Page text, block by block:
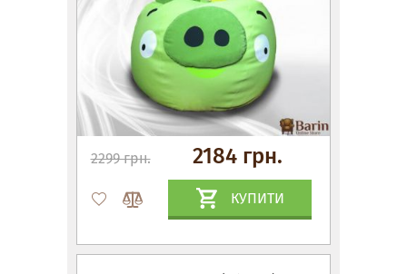
2299 грн. 2184 грн.
КУПИТИ